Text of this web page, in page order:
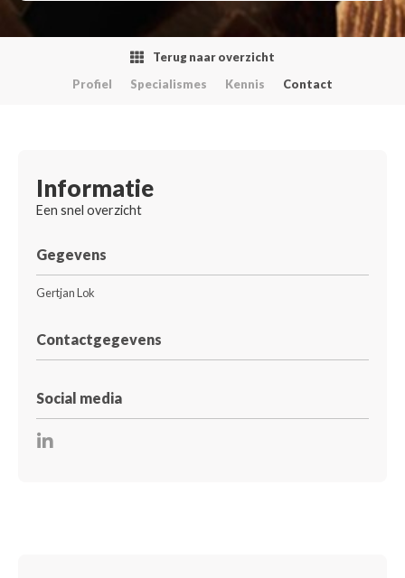
Terug naar overzicht
Profiel
Specialismes Kennis Contact
Informatie
Een snel overzicht
Gegevens
Gertjan Lok
Contactgegevens
Social media